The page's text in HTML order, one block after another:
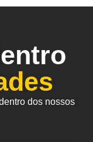
dos nossos